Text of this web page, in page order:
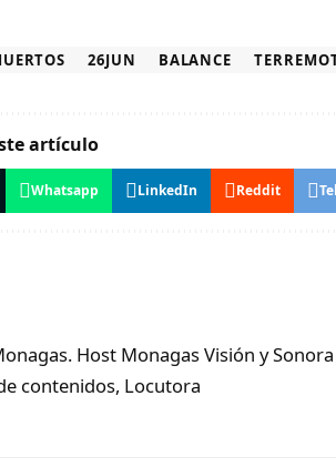
26JUN BALANCE
artículo
Whatsapp LinkedIn Reddit
Host Monagas Visión y
contenidos, Locutora